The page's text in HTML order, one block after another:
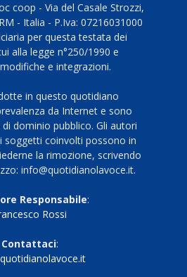
coop - Via del Casale Strozzi,
- Italia - P.Iva: 07216031000
per questa testata dei
alla legge n°250/1990 e
e integrazioni.
in questo quotidiano
da Internet e sono
dominio pubblico. Gli autori
soggetti coinvolti possono in
la rimozione, scrivendo
info@quotidianolavoce.it.
Responsabile:
Rossi
Contattaci: